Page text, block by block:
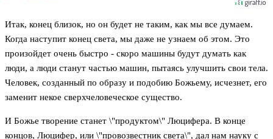
Итак, конец близок, но он будет не таким, как мы все думаем.
Когда наступит конец света, мы даже не узнаем об этом. Это
произойдет очень быстро - скоро машины будут думать как
люди, а люди станут частью машин, пытаясь улучшить свои тела.
Человек, созданный по образу и подобию Божьему, исчезнет, его
заменит некое сверхчеловеческое существо.
И Божье творение станет \"продуктом\" Люцифера. В конце
концов, Люцифер, или \"провозвестник света\", дал нам науку с